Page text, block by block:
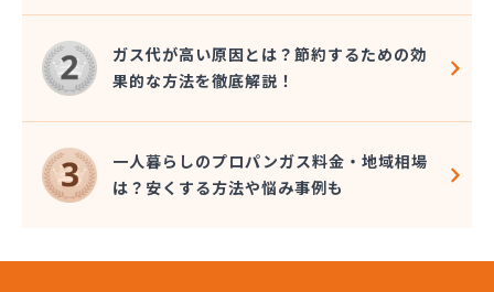
(株)小堤工業
(株)小野里商店 丘里営業所
(株)松葉商事
(株)常総ガス
(株)植木商店
(株)新利根ガス
(株)水飼商店
(株)青木住設
ガス代が高い原因とは？節約するための効
果的な方法を徹底解説！
一人暮らしのプロパンガス料金・地域相場
は？安くする方法や悩み事例も